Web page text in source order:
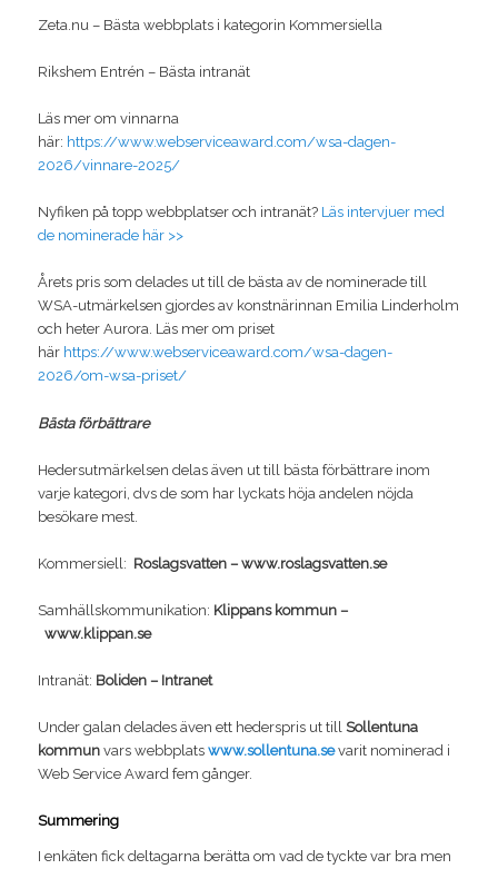
Zeta.nu – Bästa webbplats i kategorin Kommersiella
Rikshem Entrén – Bästa intranät
Läs mer om vinnarna
här: https://www.webserviceaward.com/wsa-dagen-
2026/vinnare-2025/
Nyfiken på topp webbplatser och intranät? Läs intervjuer med
de nominerade här >>
Årets pris som delades ut till de bästa av de nominerade till
WSA-utmärkelsen gjordes av konstnärinnan Emilia Linderholm
och heter Aurora. Läs mer om priset
här https://www.webserviceaward.com/wsa-dagen-
2026/om-wsa-priset/
Bästa förbättrare
Hedersutmärkelsen delas även ut till bästa förbättrare inom
varje kategori, dvs de som har lyckats höja andelen nöjda
besökare mest.
Kommersiell: Roslagsvatten – www.roslagsvatten.se
Samhällskommunikation: Klippans kommun –
www.klippan.se
Intranät: Boliden – Intranet
Under galan delades även ett hederspris ut tillSollentuna
kommun vars webbplatswww.sollentuna.sevarit nominerad i
Web Service Award fem gånger.
Summering
I enkäten fick deltagarna berätta om vad de tyckte var bra men